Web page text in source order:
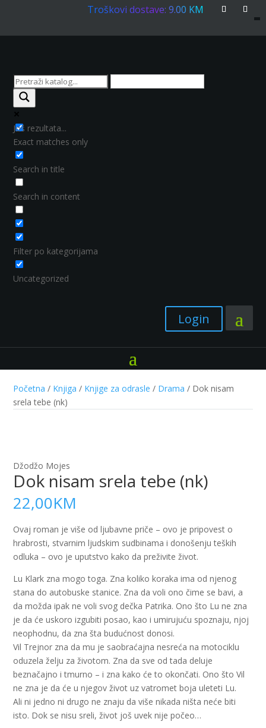
Troškovi dostave: 9.00 KM
Još rezultata...
Exact matches only
Search in title
Search in content
Filter po kategorijama
Uncategorized
Login
Početna / Knjiga / Knjige za odrasle / Drama / Dok nisam
srela tebe (nk)
Džodžo Mojes
Dok nisam srela tebe (nk)
22,00KM
Ovaj roman je više od ljubavne priče – ovo je pripovest o
hrabrosti, stvarnim ljudskim sudbinama i donošenju teških
odluka – ovo je uputstvo kako da preživite život.
Lu Klark zna mogo toga. Zna koliko koraka ima od njenog
stana do autobuske stanice. Zna da voli ono čime se bavi, a
da možda ipak ne voli svog dečka Patrika. Ono što Lu ne zna
je da će uskoro izgubiti posao, kao i umirujuću spoznaju, njoj
neophodnu, da zna šta budućnost donosi.
Vil Trejnor zna da mu je saobraćajna nesreća na motociklu
oduzela želju za životom. Zna da sve od tada deluje
beznačajno i tmurno – i zna kako će to okončati. Ono što Vil
ne zna je da će u njegov život uz vatromet boja uleteti Lu.
Ali ni jedno ni drugo ne znaju da više nikada ništa neće biti
isto. Dok se nisu sreli, život još uvek nije počeo…